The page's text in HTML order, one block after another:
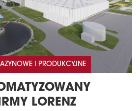
I PRODUKCYJNE
LORENZ